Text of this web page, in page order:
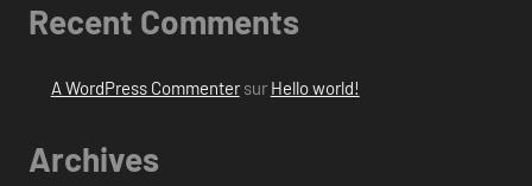
Recent Comments
A WordPress Commentersur Hello world!
Archives